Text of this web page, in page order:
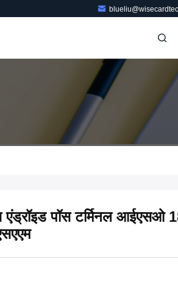
एंड्रॉइड पॉस टर्मिनल आईएसओ